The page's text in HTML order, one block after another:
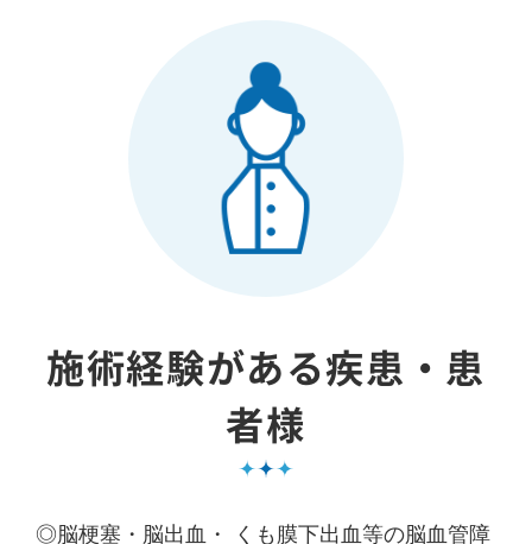
施術経験がある疾患・患
者様
◎脳梗塞・脳出血・ くも膜下出血等の脳血管障